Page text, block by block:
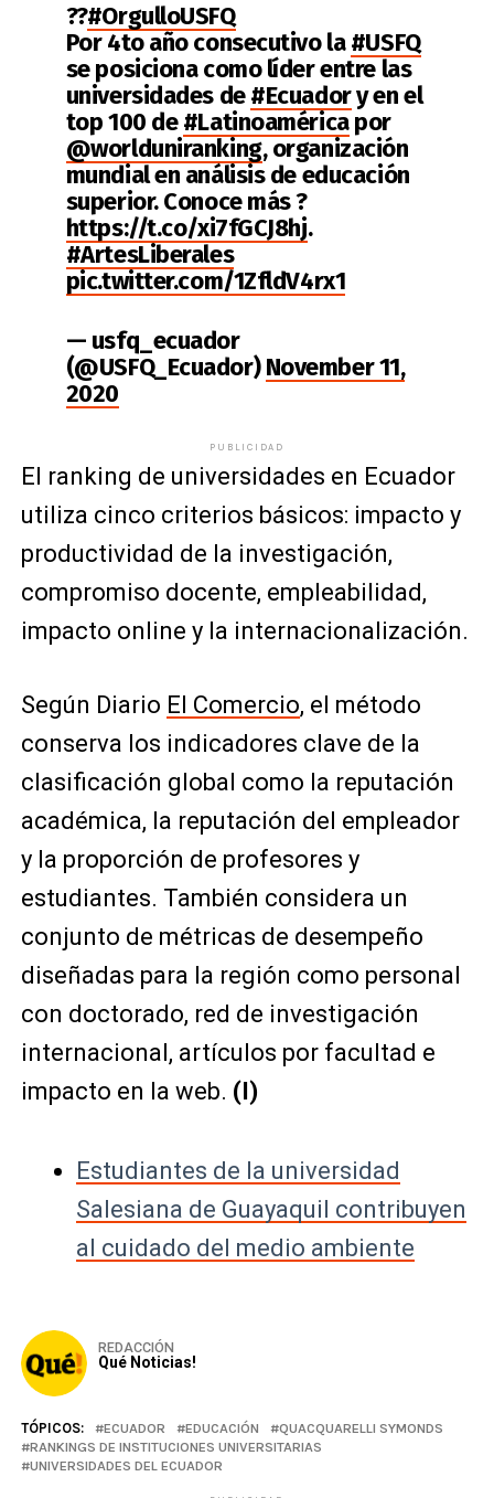
??#OrgulloUSFQ
Por 4to año consecutivo la#USFQ
se posiciona como líder entre las
universidades de#Ecuadory en el
top 100 de#Latinoaméricapor
@worlduniranking, organización
mundial en análisis de educación
superior. Conoce más ?
https://t.co/xi7fGCJ8hj.
#ArtesLiberales
pic.twitter.com/1ZfldV4rx1
— usfq_ecuador
(@USFQ_Ecuador)November 11,
2020
PUBLICIDAD
El ranking de universidades en Ecuador
utiliza cinco criterios básicos: impacto y
productividad de la investigación,
compromiso docente, empleabilidad,
impacto online y la internacionalización.
Según Diario El Comercio, el método
conserva los indicadores clave de la
clasificación global como la reputación
académica, la reputación del empleador
y la proporción de profesores y
estudiantes. También considera un
conjunto de métricas de desempeño
diseñadas para la región como personal
con doctorado, red de investigación
internacional, artículos por facultad e
impacto en la web. (I)
Estudiantes de la universidad
Salesiana de Guayaquil contribuyen
al cuidado del medio ambiente
REDACCIÓN
Qué Noticias!
TÓPICOS: ECUADOR EDUCACIÓN
QUACQUARELLI SYMONDS
RANKINGS DE INSTITUCIONES UNIVERSITARIAS
UNIVERSIDADES DEL ECUADOR